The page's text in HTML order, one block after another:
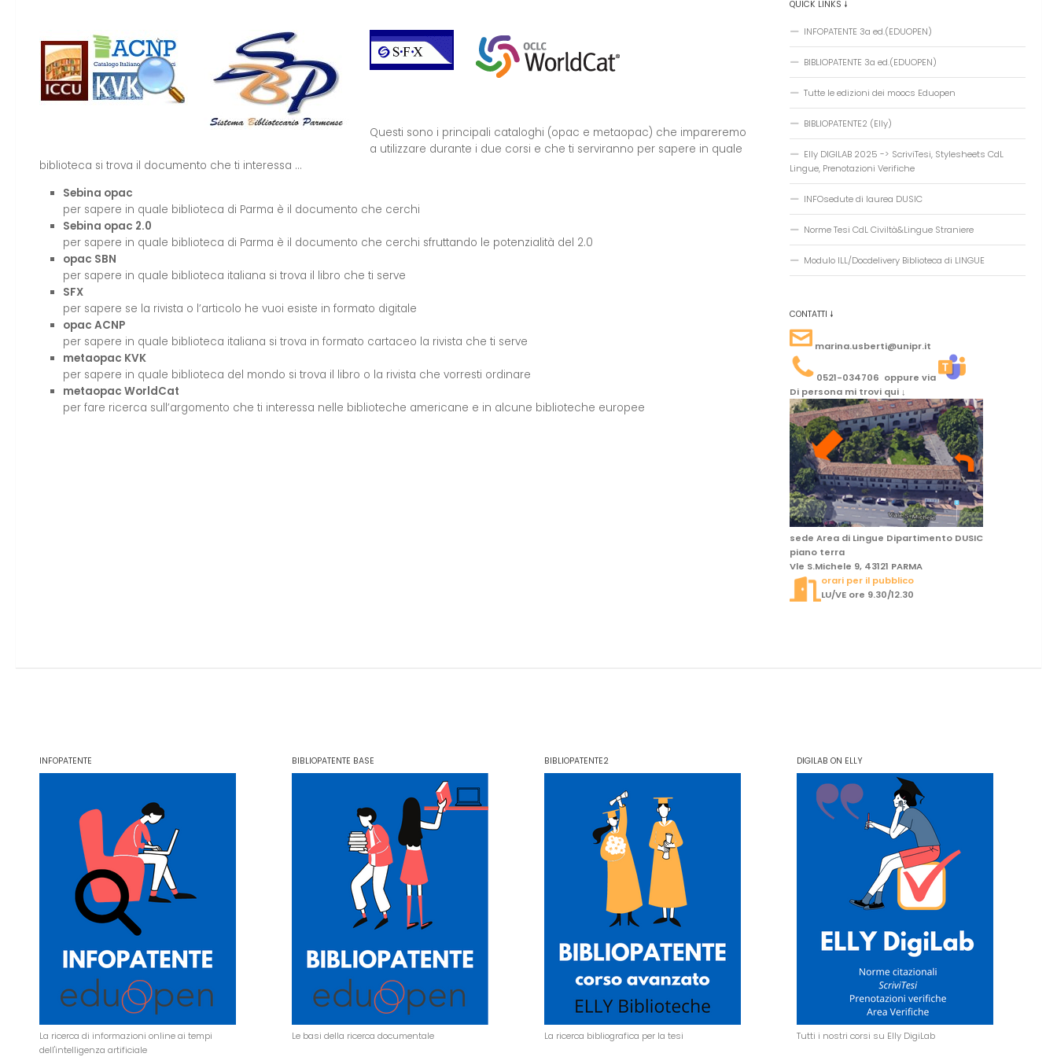
Questi sono i principali cataloghi (opac e metaopac) che impareremo
a utilizzare durante i due corsi e che ti serviranno per sapere in quale
biblioteca si trova il documento che ti interessa …
Sebina opac
per sapere in quale biblioteca di Parma è il documento che cerchi
Sebina opac 2.0
per sapere in quale biblioteca di Parma è il documento che cerchi sfruttando le potenzialità del 2.0
opac SBN
per sapere in quale biblioteca italiana si trova il libro che ti serve
SFX
per sapere se la rivista o l’articolo he vuoi esiste in formato digitale
opac ACNP
per sapere in quale biblioteca italiana si trova in formato cartaceo la rivista che ti serve
metaopac KVK
per sapere in quale biblioteca del mondo si trova il libro o la rivista che vorresti ordinare
metaopac WorldCat
per fare ricerca sull’argomento che ti interessa nelle biblioteche americane e in alcune biblioteche europee
QUICK LINKS 🠗
INFOPATENTE 3a ed.(EDUOPEN)
BIBLIOPATENTE 3a ed.(EDUOPEN)
Tutte le edizioni dei moocs Eduopen
BIBLIOPATENTE2 (Elly)
Elly DIGILAB 2025 -> ScriviTesi, Stylesheets CdL
Lingue, Prenotazioni Verifiche
INFOsedute di laurea DUSIC
Norme Tesi CdL Civiltà&Lingue Straniere
Modulo ILL/Docdelivery Biblioteca di LINGUE
CONTATTI 🠗
marina.usberti@unipr.it
0521-034706 oppure via
Di persona mi trovi qui ↓
sede Area di Lingue Dipartimento DUSIC
piano terra
Vle S.Michele 9, 43121 PARMA
orari per il pubblico
LU/VE ore 9.30/12.30
INFOPATENTE
La ricerca di informazioni online ai tempi
dell'intelligenza artificiale
BIBLIOPATENTE BASE
Le basi della ricerca documentale
BIBLIOPATENTE2
La ricerca bibliografica per la tesi
DIGILAB ON ELLY
Tutti i nostri corsi su Elly DigiLab